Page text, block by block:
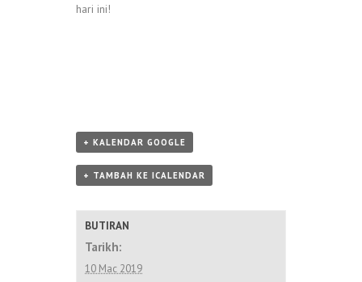
hari ini!
+ KALENDAR GOOGLE
+ TAMBAH KE ICALENDAR
BUTIRAN
Tarikh:
10 Mac 2019